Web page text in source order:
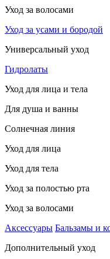
Уход за волосами
Уход за усами и бородой
Универсальный уход
Гидролаты
Уход для лица и тела
Для душа и ванны
Солнечная линия
Уход для лица
Уход для тела
Уход за полостью рта
Уход за волосами
Аксессуары Бальзамы и
Дополнительный уход